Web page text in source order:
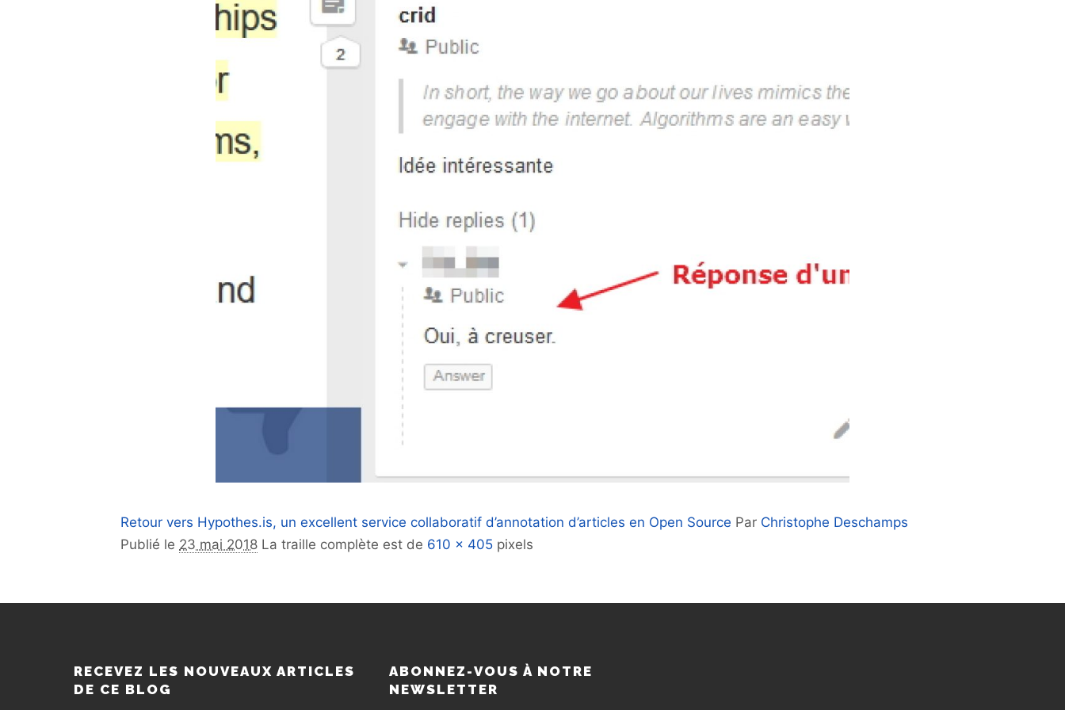
Retour vers Hypothes.is, un excellent service collaboratif d’annotation d’articles en Open Source Par Christophe Deschamps
Publié le 23 mai 2018 La traille complète est de 610 × 405 pixels
RECEVEZ LES NOUVEAUX ARTICLES
DE CE BLOG
ABONNEZ-VOUS À NOTRE
NEWSLETTER